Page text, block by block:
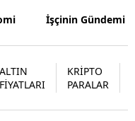
Kırşehir
Konya
Kütahya
İşçinin Gündemi
ALTIN
FİYATLARI
KRİPTO
PARALAR